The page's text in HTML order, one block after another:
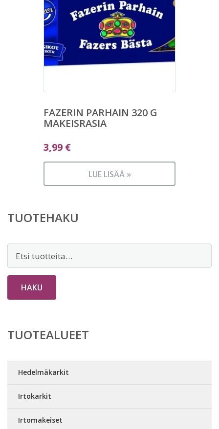
FAZERIN PARHAIN 320 G
MAKEISRASIA
3,99 €
LUE LISÄÄ »
TUOTEHAKU
HAKU
TUOTEALUEET
Hedelmäkarkit
Irtokarkit
Irtomakeiset